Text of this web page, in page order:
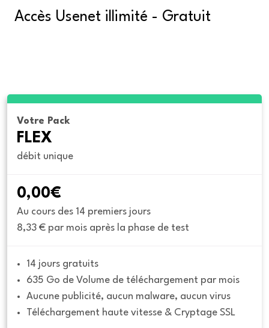
Accès Usenet illimité - Gratuit
Votre Pack
FLEX
débit unique
0,00€
Au cours des 14 premiers jours
8,33 € par mois après la phase de test
14 jours gratuits
635 Go de Volume de téléchargement par mois
Aucune publicité, aucun malware, aucun virus
Téléchargement haute vitesse & Cryptage SSL